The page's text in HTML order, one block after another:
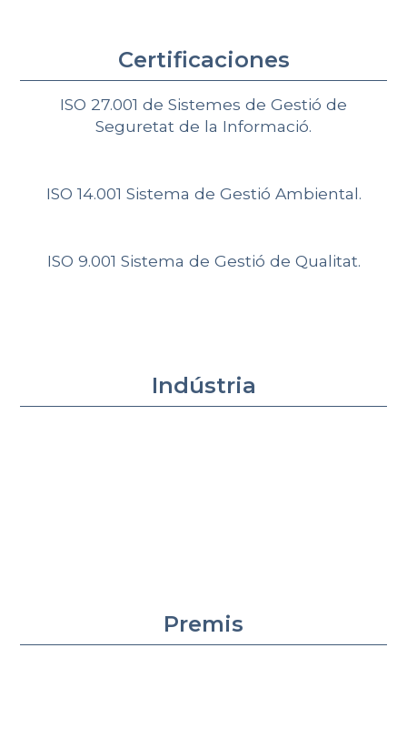
Certificaciones
ISO 27.001 de Sistemes de Gestió de
Seguretat de la Informació.
Indústria
Premis